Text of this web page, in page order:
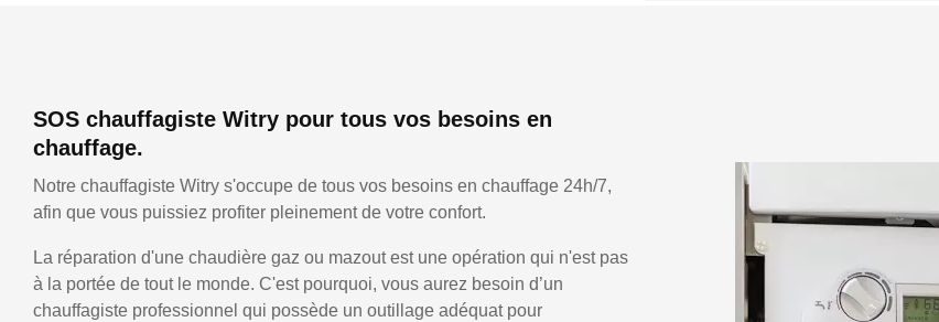
SOS chauffagiste Witry pour tous vos besoins en
chauffage.
Notre chauffagiste Witry s'occupe de tous vos besoins en chauffage 24h/7,
afin que vous puissiez profiter pleinement de votre confort.
La réparation d'une chaudière gaz ou mazout est une opération qui n'est pas
à la portée de tout le monde. C'est pourquoi, vous aurez besoin d’un
chauffagiste professionnel qui possède un outillage adéquat pour